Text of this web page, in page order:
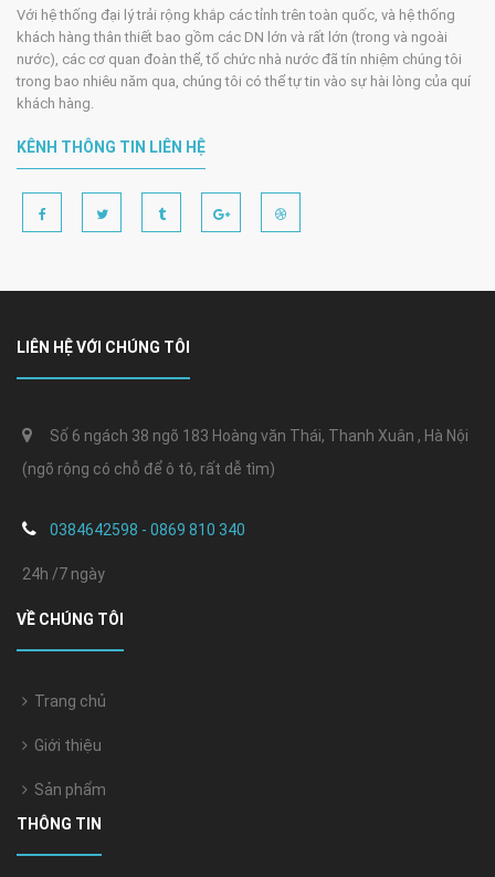
Với hệ thống đại lý trải rộng khắp các tỉnh trên toàn quốc, và hệ thống
khách hàng thân thiết bao gồm các DN lớn và rất lớn (trong và ngoài
nước), các cơ quan đoàn thể, tổ chức nhà nước đã tín nhiệm chúng tôi
trong bao nhiêu năm qua, chúng tôi có thể tự tin vào sự hài lòng của quí
khách hàng.
KÊNH THÔNG TIN LIÊN HỆ
LIÊN HỆ VỚI CHÚNG TÔI
Số 6 ngách 38 ngõ 183 Hoàng văn Thái, Thanh Xuân , Hà Nội
(ngõ rộng có chỗ để ô tô, rất dễ tìm)
0384642598 - 0869 810 340
24h /7 ngày
VỀ CHÚNG TÔI
Trang chủ
Giới thiệu
Sản phẩm
THÔNG TIN